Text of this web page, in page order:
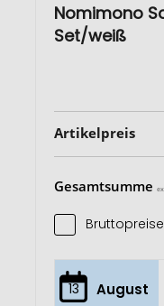
Nomimono
Set/weiß
Artikelpreis
Gesamtsumme
Bruttopreise
13 August